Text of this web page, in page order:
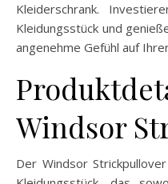
Kleiderschrank.
Kleidungsstück und
angenehme Gefühl auf
Windsor
Der Windsor